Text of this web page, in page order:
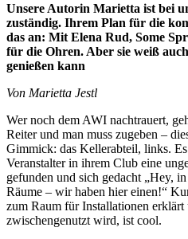
Unsere Autorin Marietta ist bei
zuständig. Ihrem Plan für die
das an: Mit Elena Rud, Some
für die Ohren. Aber sie weiß
genießen kann
Von Marietta Jestl
Wer noch dem AWI nachtrauert,
Reiter und man muss zugeben –
Gimmick: das Kellerabteil, links.
Veranstalter in ihrem Club eine
gefunden und sich gedacht „Hey,
Räume – wir haben hier einen!“
zum Raum für Installationen erklärt
zwischengenutzt wird, ist cool.